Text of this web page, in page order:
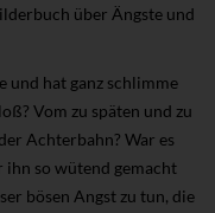
über Ängste und
und hat ganz schlimme
Vom zu späten und zu
Achterbahn? War es
so wütend gemacht
bösen Angst zu tun, die